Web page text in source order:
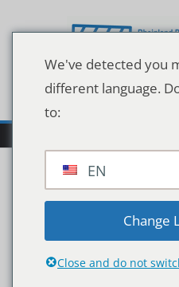
Inhalt
We've detected you
different language.
to:
EN
Change
Close and do not